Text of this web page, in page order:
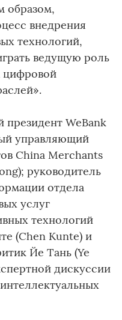
образом,
внедрения
технологий,
ведущую роль
цифровой
президент WeBank
управляющий
China Merchants
руководитель
отдела
услуг
технологий
(Chen Kunte) и
Йе Тань (Ye
дискуссии